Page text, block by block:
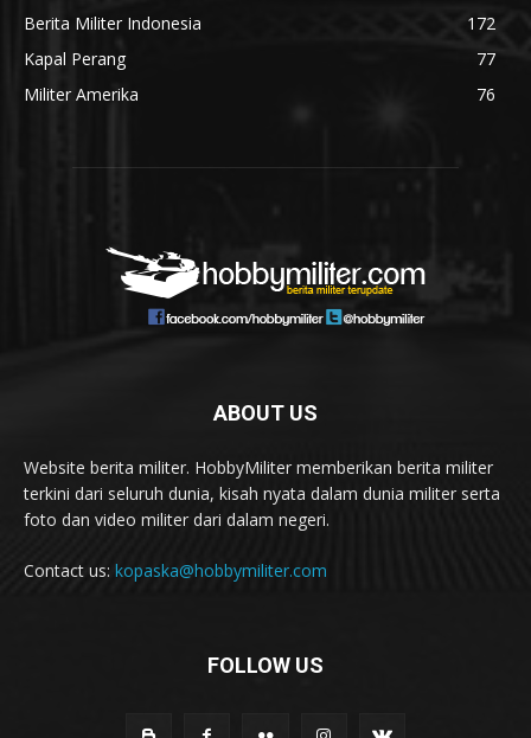
Berita Militer Indonesia
172
Kapal Perang
77
Militer Amerika
76
ABOUT US
Website berita militer. HobbyMiliter memberikan berita militer
terkini dari seluruh dunia, kisah nyata dalam dunia militer serta
foto dan video militer dari dalam negeri.
Contact us: kopaska@hobbymiliter.com
FOLLOW US